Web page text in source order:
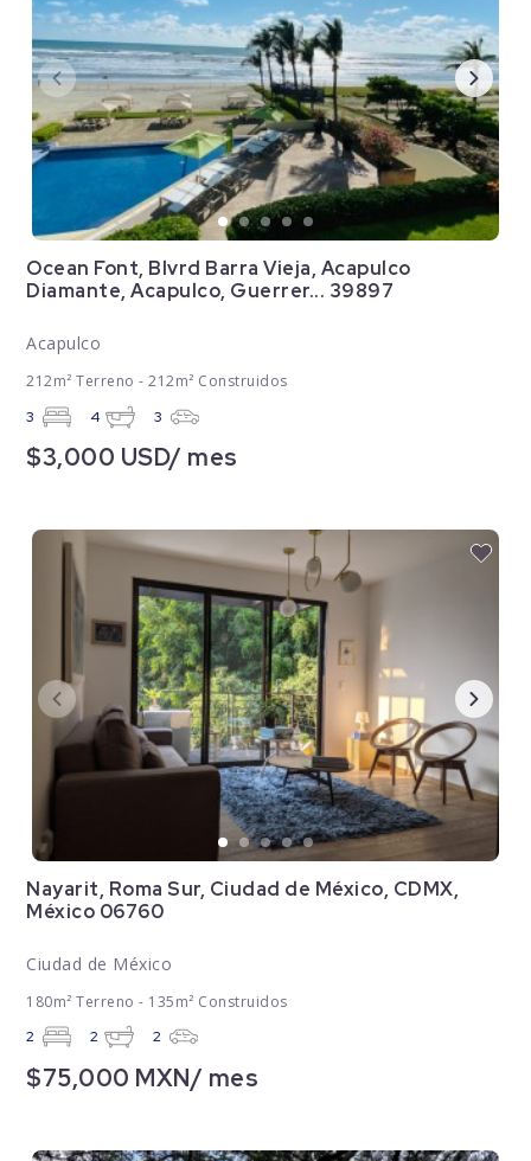
Ocean Font, Blvrd Barra Vieja, Acapulco
Diamante, Acapulco, Guerrer... 39897
Acapulco
212m² Terreno - 212m² Construidos
3 4 3
$3,000 USD/ mes
Nayarit, Roma Sur, Ciudad de México, CDMX,
México 06760
Ciudad de México
180m² Terreno - 135m² Construidos
2 2 2
$75,000 MXN/ mes